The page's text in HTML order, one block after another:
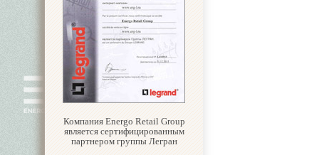
Компания Energo Retail Group
является сертифицированным
партнером группы Легран